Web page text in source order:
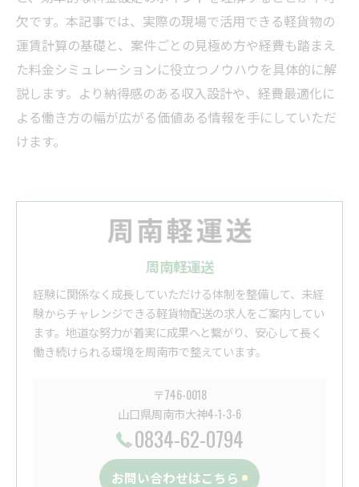
欠です。本記事では、実際の現場で活用できる軽貨物の
運賃計算の基礎と、案件ごとの見極め方や経費も踏まえ
た料金シミュレーションに役立つノウハウを具体的に解
説します。より納得感のある収入設計や、経費最適化に
よる働き方の幅が広がる価値ある情報を手にしていただ
けます。
周南軽運送
経験に関係なく成長していただける体制を整備して、未経
験からチャレンジできる軽貨物配送の求人をご案内してい
ます。地道な努力が着実に成果へと繋がり、安心して長く
働き続けられる環境を周南市で整えています。
〒746-0018
山口県周南市大神4-1-3-6
0834-62-0794
お問い合わせはこちら